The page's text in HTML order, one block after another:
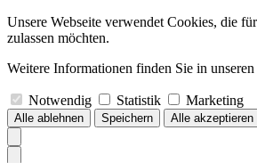
Unsere Webseite verwendet Cookies, die
zulassen möchten.
Weitere Informationen finden Sie in unseren
Notwendig Statistik Marketing
Alle ablehnen Speichern Alle akzeptieren